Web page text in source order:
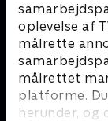
oplevelse af
målrette
målrettet
platforme.
herunder, og
Sandheden
Krimi &